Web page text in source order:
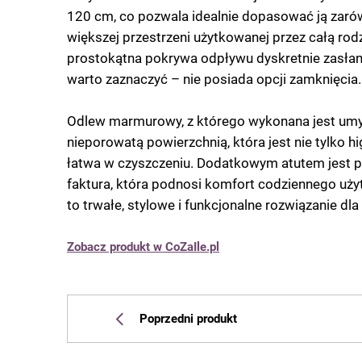
120 cm, co pozwala idealnie dopasować ją
większej przestrzeni użytkowanej przez całą
prostokątna pokrywa odpływu dyskretnie
warto zaznaczyć – nie posiada opcji zamknięcia.
Odlew marmurowy, z którego wykonana jest
nieporowatą powierzchnią, która jest nie tylko
łatwa w czyszczeniu. Dodatkowym atutem jest
faktura, która podnosi komfort codziennego
to trwałe, stylowe i funkcjonalne rozwiązanie
Zobacz produkt w CoZaIle.pl
Poprzedni produkt